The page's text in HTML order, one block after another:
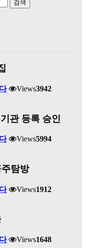
검색
Views3942
관 등록 승인
Views5994
탐방
Views1912
Views1648